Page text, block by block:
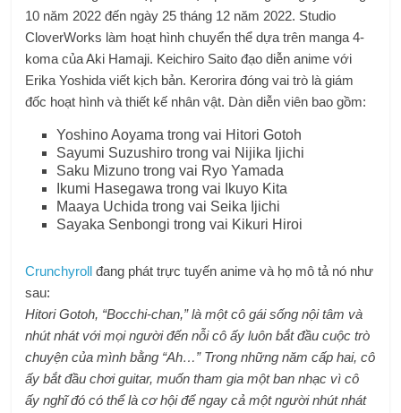
10 năm 2022 đến ngày 25 tháng 12 năm 2022. Studio
CloverWorks làm hoạt hình chuyển thể dựa trên manga 4-
koma của Aki Hamaji. Keichiro Saito đạo diễn anime với
Erika Yoshida viết kịch bản. Kerorira đóng vai trò là giám
đốc hoạt hình và thiết kế nhân vật. Dàn diễn viên bao gồm:
Yoshino Aoyama trong vai Hitori Gotoh
Sayumi Suzushiro trong vai Nijika Ijichi
Saku Mizuno trong vai Ryo Yamada
Ikumi Hasegawa trong vai Ikuyo Kita
Maaya Uchida trong vai Seika Ijichi
Sayaka Senbongi trong vai Kikuri Hiroi
Crunchyroll đang phát trực tuyến anime và họ mô tả nó như
sau:
Hitori Gotoh, “Bocchi-chan,” là một cô gái sống nội tâm và
nhút nhát với mọi người đến nỗi cô ấy luôn bắt đầu cuộc trò
chuyện của mình bằng “Ah…” Trong những năm cấp hai, cô
ấy bắt đầu chơi guitar, muốn tham gia một ban nhạc vì cô
ấy nghĩ đó có thể là cơ hội để ngay cả một người nhút nhát